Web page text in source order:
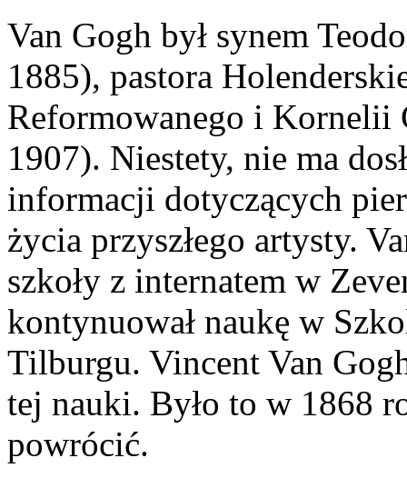
Van Gogh był synem
1885), pastora
Reformowanego i Kornelii
1907). Niestety, nie ma
informacji dotyczących
życia przyszłego artysty.
szkoły z internatem w
kontynuował naukę w
Tilburgu. Vincent Van
tej nauki. Było to w 1868
powrócić.